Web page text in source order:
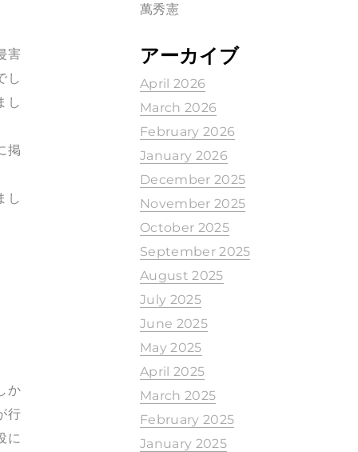
害
し
し
掲
し
か
行
に
萬秀憲
アーカイブ
April 2026
March 2026
February 2026
January 2026
December 2025
November 2025
October 2025
September 2025
August 2025
July 2025
June 2025
May 2025
April 2025
March 2025
February 2025
January 2025